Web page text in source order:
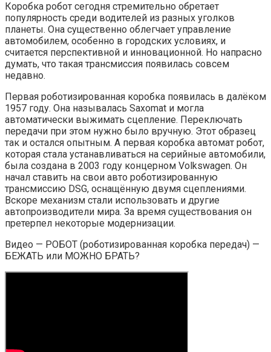
Коробка робот сегодня стремительно обретает
популярность среди водителей из разных уголков
планеты. Она существенно облегчает управление
автомобилем, особенно в городских условиях, и
считается перспективной и инновационной. Но напрасно
думать, что такая трансмиссия появилась совсем
недавно.
Первая роботизированная коробка появилась в далёком
1957 году. Она называлась Saxomat и могла
автоматически выжимать сцепление. Переключать
передачи при этом нужно было вручную. Этот образец
так и остался опытным. А первая коробка автомат робот,
которая стала устанавливаться на серийные автомобили,
была создана в 2003 году концерном Volkswagen. Он
начал ставить на свои авто роботизированную
трансмиссию DSG, оснащённую двумя сцеплениями.
Вскоре механизм стали использовать и другие
автопроизводители мира. За время существования он
претерпел некоторые модернизации.
Видео — РОБОТ (роботизированная коробка передач) —
БЕЖАТЬ или МОЖНО БРАТЬ?